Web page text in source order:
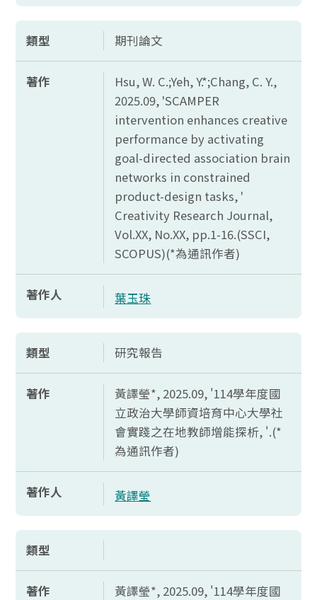
類型 期刊論文
著作
Hsu, W. C.;Yeh, Y.*;Chang, C. Y.,
2025.09, 'SCAMPER
intervention enhances creative
performance by activating
goal-directed association brain
networks in constrained
product-design tasks, '
Creativity Research Journal,
Vol.XX, No.XX, pp.1-16.(SSCI,
SCOPUS)(*為通訊作者)
著作人 葉玉珠
類型 研究報告
著作
黃譯瑩*, 2025.09, '114學年度國
立政治大學師資培育中心大學社
會實踐之在地教師增能探析, '.(*
為通訊作者)
著作人 黃譯瑩
類型
著作
黃譯瑩*, 2025.09, '114學年度國